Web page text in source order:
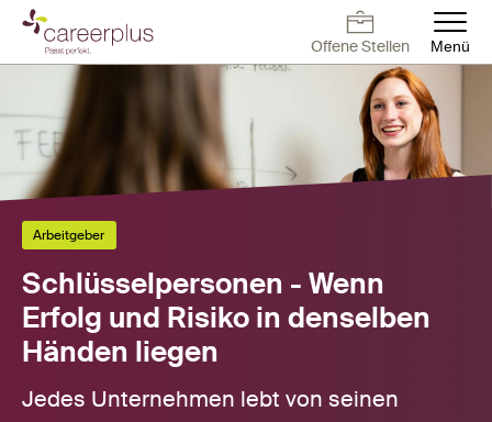
Direkt
zum
Inhalt
Offene Stellen Menü
Offene Stellen
Für Arbeitnehmer
Für Arbeitgeber
Blog
Über uns
Offene Stellen Kontakt
Deutsch Français English
Arbeitgeber
Schlüsselpersonen - Wenn
Erfolg und Risiko in denselben
Händen liegen
Jedes Unternehmen lebt von seinen